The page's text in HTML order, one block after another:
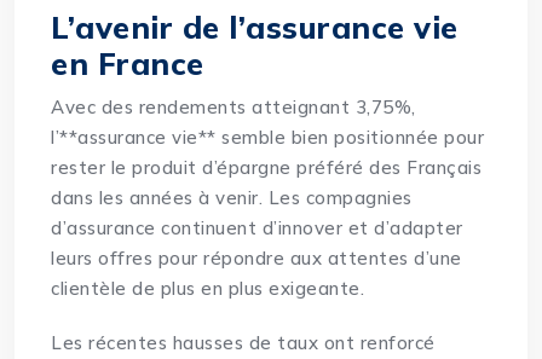
L’avenir de l’assurance vie
en France
Avec des rendements atteignant 3,75%,
l’**assurance vie** semble bien positionnée pour
rester le produit d’épargne préféré des Français
dans les années à venir. Les compagnies
d’assurance continuent d’innover et d’adapter
leurs offres pour répondre aux attentes d’une
clientèle de plus en plus exigeante.
Les récentes hausses de taux ont renforcé